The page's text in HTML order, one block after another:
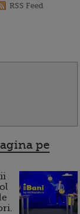
RSS Feed
pe